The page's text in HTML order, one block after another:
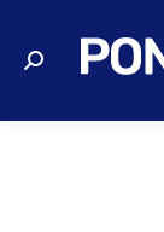
Buscar